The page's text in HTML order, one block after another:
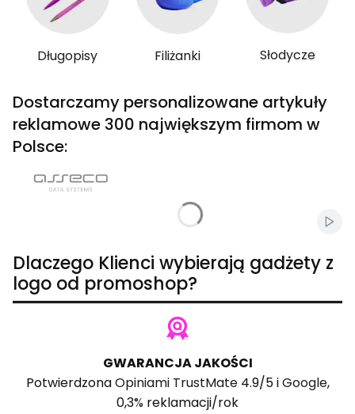
Długopisy Filiżanki Słodycze
Dostarczamy personalizowane artykuły
reklamowe 300 największym firmom w
Polsce:
Dlaczego Klienci wybierają gadżety z
logo od promoshop?
GWARANCJA JAKOŚCI
PotwierdzonaOpiniami TrustMate4.9/5 iGoogle,
0,3% reklamacji/rok